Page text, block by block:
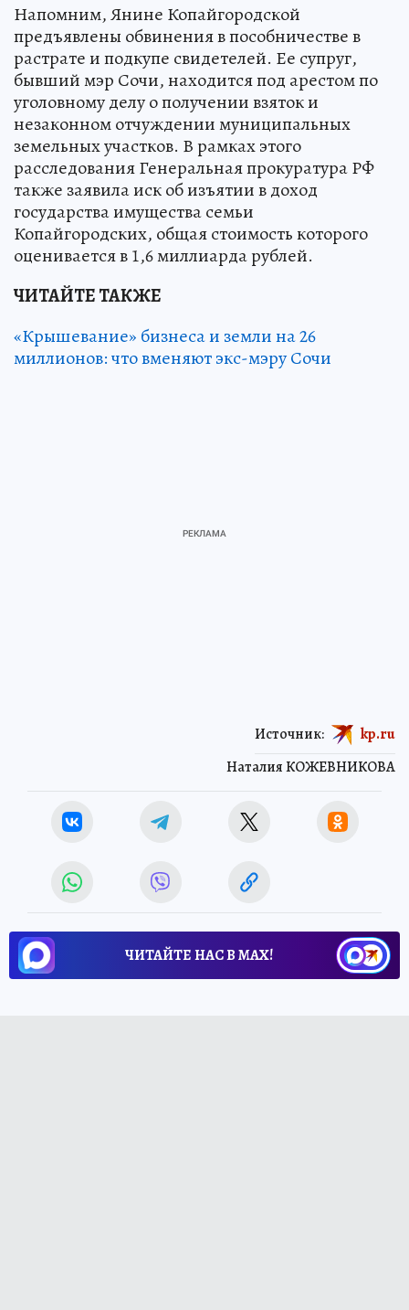
Напомним, Янине Копайгородской
предъявлены обвинения в пособничестве в
растрате и подкупе свидетелей. Ее супруг,
бывший мэр Сочи, находится под арестом по
уголовному делу о получении взяток и
незаконном отчуждении муниципальных
земельных участков. В рамках этого
расследования Генеральная прокуратура РФ
также заявила иск об изъятии в доход
государства имущества семьи
Копайгородских, общая стоимость которого
оценивается в 1,6 миллиарда рублей.
ЧИТАЙТЕ ТАКЖЕ
«Крышевание» бизнеса и земли на 26
миллионов: что вменяют экс-мэру Сочи
Наталия КОЖЕВНИКОВА
Источник: kp.ru
ЧИТАЙТЕ НАС В МАХ!